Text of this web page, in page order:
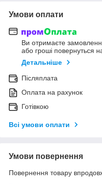
Умови оплати
Ви отримаєте
або гроші повернуться
Детальніше
Післяплата
Оплата на рахунок
Готівкою
Всі умови оплати
Умови повернення
Повернення товару